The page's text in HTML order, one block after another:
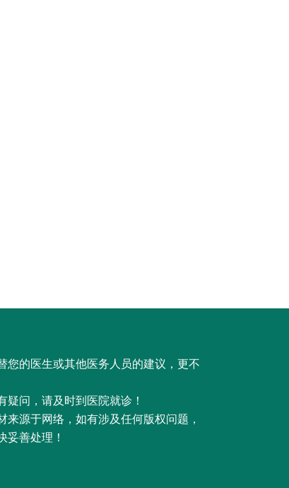
您的医生或其他医务人员的建议，更不
疑问，请及时到医院就诊！
来源于网络，如有涉及任何版权问题，
妥善处理！